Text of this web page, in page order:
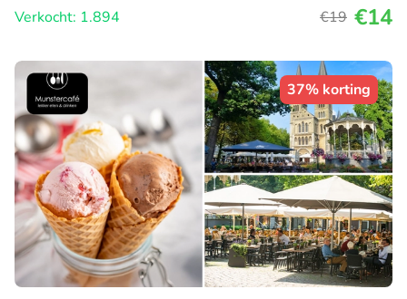
Verkocht: 1.894
€19 €14
37% korting